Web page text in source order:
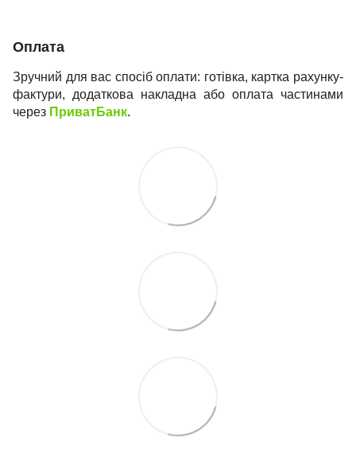
Оплата
Зручний для вас спосіб оплати: готівка, картка рахунку-
фактури, додаткова накладна або оплата частинами
через ПриватБанк.